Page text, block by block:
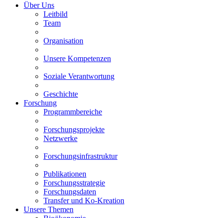
Über Uns
Leitbild
Team
Organisation
Unsere Kompetenzen
Soziale Verantwortung
Geschichte
Forschung
Programmbereiche
Forschungsprojekte
Netzwerke
Forschungsinfrastruktur
Publikationen
Forschungsstrategie
Forschungsdaten
Transfer und Ko-Kreation
Unsere Themen